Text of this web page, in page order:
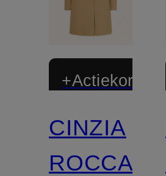
+Actiekorting
CINZIA
ROCCA